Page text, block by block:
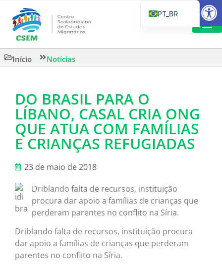
Início Notícias
DO BRASIL PARA O
LÍBANO, CASAL CRIA ONG
QUE ATUA COM FAMÍLIAS
E CRIANÇAS REFUGIADAS
23 de maio de 2018
Driblando falta de recursos, instituição
procura dar apoio a famílias de crianças que
perderam parentes no conflito na Síria.
Driblando falta de recursos, instituição procura
dar apoio a famílias de crianças que perderam
parentes no conflito na Síria.
PT_BR
IT